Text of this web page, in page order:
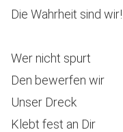
Die Wahrheit sind wir!
Wer nicht spurt
Den bewerfen wir
Unser Dreck
Klebt fest an Dir